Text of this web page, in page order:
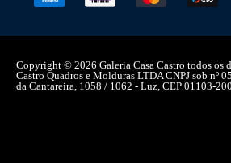
Copyright © 2026 Galeria Casa Castro todos os
Castro Quadros e Molduras LTDA CNPJ sob nº
da Cantareira, 1058 / 1062 - Luz, CEP 01103-